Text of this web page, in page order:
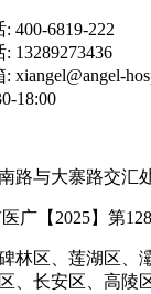
400-6819-222
13289273436
xiangel@angel-
18:00
路与大寨路交汇
广【2025】第
林区、莲湖区、
、长安区、高陵